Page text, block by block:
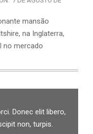
mansão
na Inglaterra,
no mercado
Donec elit libero,
non, turpis.